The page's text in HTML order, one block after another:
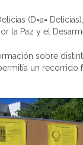
(D=a=
la Paz y el
sobre
un recorrido